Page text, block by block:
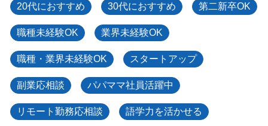
20代におすすめ 30代におすすめ 第二新卒OK
職種未経験OK 業界未経験OK
職種・業界未経験OK スタートアップ
副業応相談 パパママ社員活躍中
リモート勤務応相談 語学力を活かせる